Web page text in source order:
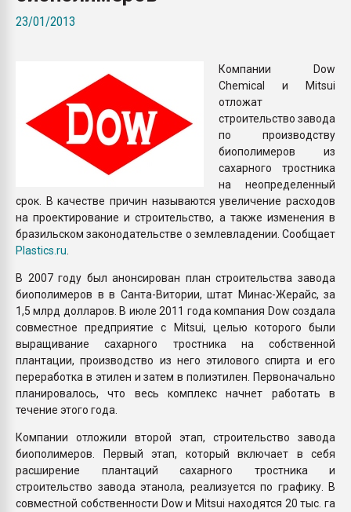
ПЕРЕЙТИ НА
23/01/2013
Компании Dow
Chemical и Mitsui
отложат
строительство завода
по производству
биополимеров из
сахарного тростника
на неопределенный
срок. В качестве причин называются увеличение расходов
на проектирование и строительство, а также изменения в
бразильском законодательстве о землевладении. Сообщает
Plastics.ru
В 2007 году был анонсирован план строительства завода
биополимеров в в Санта-Витории, штат Минас-Жерайс, за
1,5 млрд долларов. В июле 2011 года компания Dow создала
совместное предприятие с Mitsui, целью которого были
выращивание сахарного тростника на собственной
плантации, производство из него этилового спирта и его
переработка в этилен и затем в полиэтилен. Первоначально
планировалось, что весь комплекс начнет работать в
течение этого года.
Компании отложили второй этап, строительство завода
биополимеров. Первый этап, который включает в себя
расширение плантаций сахарного тростника и
строительство завода этанола, реализуется по графику. В
совместной собственности Dow и Mitsui находятся 20 тыс. га